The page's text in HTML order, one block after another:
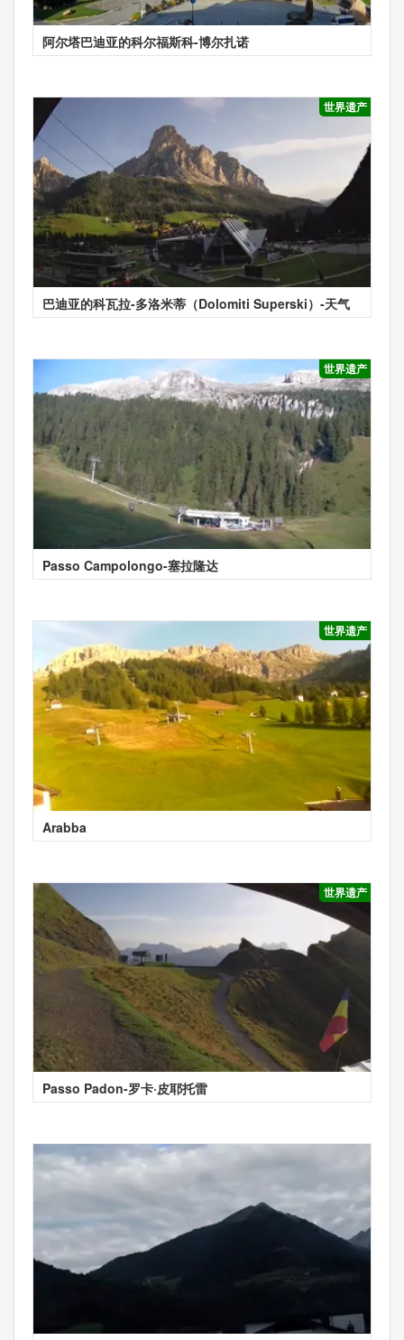
阿尔塔巴迪亚的科尔福斯科-博尔扎诺
世界遗产
巴迪亚的科瓦拉-多洛米蒂（Dolomiti Superski）-天气
世界遗产
Passo Campolongo-塞拉隆达
世界遗产
Arabba
世界遗产
Passo Padon-罗卡·皮耶托雷